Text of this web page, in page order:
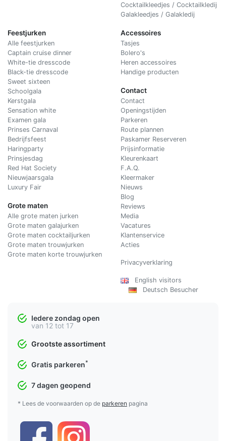
Cocktailkleedjes / Cocktailkledij
Galakleedjes / Galakledij
Feestjurken
Alle feestjurken
Captain cruise dinner
White-tie dresscode
Black-tie dresscode
Sweet sixteen
Schoolgala
Kerstgala
Sensation white
Examen gala
Prinses Carnaval
Bedrijfsfeest
Haringparty
Prinsjesdag
Red Hat Society
Nieuwjaarsgala
Luxury Fair
Grote maten
Alle grote maten jurken
Grote maten galajurken
Grote maten cocktailjurken
Grote maten trouwjurken
Grote maten korte trouwjurken
Accessoires
Tasjes
Bolero's
Heren accessoires
Handige producten
Contact
Contact
Openingstijden
Parkeren
Route plannen
Paskamer Reserveren
Prijsinformatie
Kleurenkaart
F.A.Q.
Kleermaker
Nieuws
Blog
Reviews
Media
Vacatures
Klantenservice
Acties
Privacyverklaring
English visitors
Deutsch Besucher
Iedere zondag open
van 12 tot 17
Grootste assortiment
Gratis parkeren*
7 dagen geopend
* Lees de voorwaarden op de parkeren pagina